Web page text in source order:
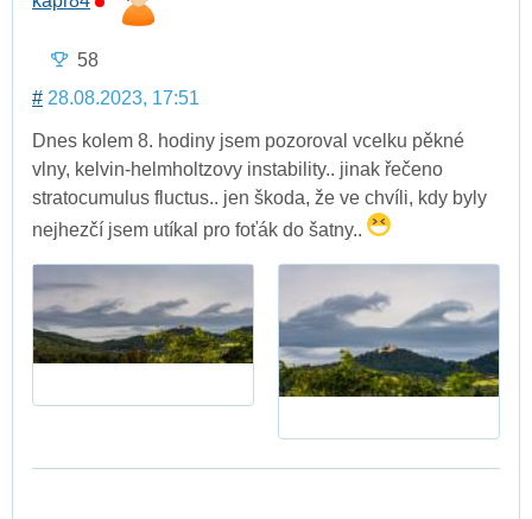
58
# 28.08.2023, 17:51
Dnes kolem 8. hodiny jsem pozoroval vcelku pěkné
vlny, kelvin-helmholtzovy instability.. jinak řečeno
stratocumulus fluctus.. jen škoda, že ve chvíli, kdy byly
nejhezčí jsem utíkal pro foťák do šatny..